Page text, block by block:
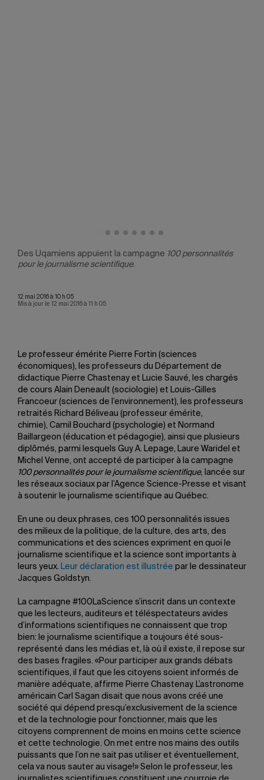
Des Uqamiens appuient la campagne 100 personnalités
pour le journalisme scientifique.
12 mai 2016 à 10 h 05
Mis à jour le 12 mai 2016 à 11 h 05
Le professeur émérite Pierre Fortin (sciences
économiques), les professeurs du Département de
didactique Pierre Chastenay et Lucie Sauvé, les chargés
de cours Alain Deneault (sociologie) et Louis-Gilles
Francoeur (sciences de l’environnement), les professeurs
retraités Richard Béliveau (professeur émérite,
chimie), Camil Bouchard (psychologie) et Normand
Baillargeon (éducation et pédagogie), ainsi que plusieurs
diplômés, parmi lesquels Guy A. Lepage, Laure Waridel et
Michel Venne, ont accepté de participer à la campagne
100 personnalités pour le journalisme scientifique, lancée sur
les réseaux sociaux par l’Agence Science-Presse et visant
à soutenir le journalisme scientifique au Québec.
En une ou deux phrases, ces 100 personnalités issues
des milieux de la politique, de la culture, des arts, des
communications et des sciences expriment en quoi le
journalisme scientifique et la science sont importants à
leurs yeux. Leur déclaration est illustrée par le dessinateur
Jacques Goldstyn.
La campagne #100LaScience s’inscrit dans un contexte
que les lecteurs, auditeurs et téléspectateurs avides
d’informations scientifiques ne connaissent que trop
bien: le journalisme scientifique a toujours été sous-
représenté dans les médias et, là où il existe, il repose sur
des bases fragiles. «Pour participer aux grands débats
scientifiques, il faut que les citoyens soient informés de
manière adéquate, affirme Pierre Chastenay. L’astronome
américain Carl Sagan disait que nous avons créé une
société qui dépend presqu’exclusivement de la science
et de la technologie pour fonctionner, mais que les
citoyens comprennent de moins en moins cette science
et cette technologie. On met entre nos mains des outils
puissants que l’on ne sait pas utiliser et éventuellement,
cela va nous sauter au visage!» Selon le professeur, les